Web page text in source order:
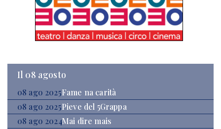
Il 08 agosto
08 ago 2025Fame na carità
08 ago 2025Pieve del 5Grappa
08 ago 2024Mai dire mais